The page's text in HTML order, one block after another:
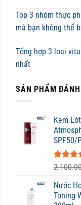
Top 3 nhóm thực
mà bạn không thể
Tổng hợp 3 loại
nhất
SẢN PHẨM ĐÁNH
Kem
SPF50/
Được
5 sao
Nước
Toning